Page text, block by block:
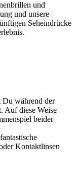
und
und unsere
Seheindrücke
Du während der
Auf diese Weise
beider
Kontaktlinsen